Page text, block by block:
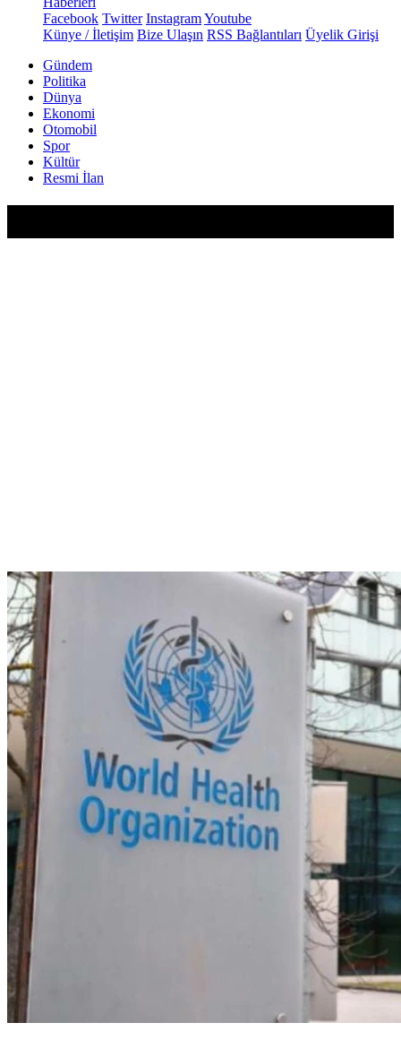
Facebook Twitter InstagramYoutube
Künye / İletişim Bize Ulaşın RSS Bağlantıları Üyelik Girişi
Gündem
Politika
Dünya
Ekonomi
Otomobil
Spor
Kültür
Resmi İlan